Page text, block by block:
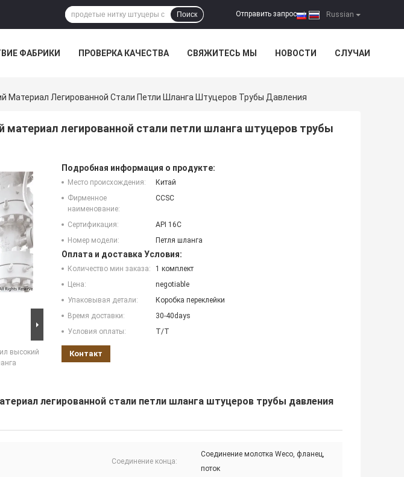
Russian
Отправить запрос |
Поиск
ФАБРИКИ ПРОВЕРКА КАЧЕСТВА СВЯЖИТЕСЬ МЫ НОВОСТИ СЛУЧАИ
Материал Легированной Стали Петли Шланга Штуцеров Трубы Давления
легированной стали петли шланга штуцеров трубы
высокий
Подробная информация о продукте:
Место происхождения:
Китай
Фирменное
наименование:
CCSC
Сертификация:
API 16C
Номер модели:
Петля шланга
Оплата и доставка Условия:
Количество мин заказа:
1 комплект
Цена:
negotiable
Упаковывая детали:
Коробка переклейки
Время доставки:
30-40days
Условия оплаты:
T/T
Контакт
легированной стали петли шланга штуцеров трубы давления
Соединение конца:
Соединение молотка Weco, фланец,
поток